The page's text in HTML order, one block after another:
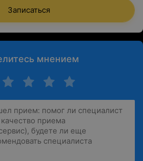
Записаться
мнением